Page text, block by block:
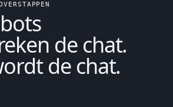
de chat.
de chat.